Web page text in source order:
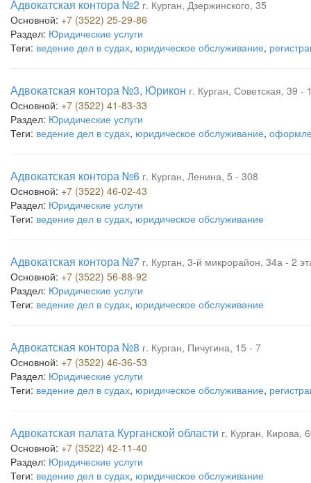
Адвокатская контора №2 г. Курган, Дзержинского, 35
Основной: +7 (3522) 25-29-86
Раздел: Юридические услуги
Теги: ведение дел в судах, юридическое обслуживание,
Адвокатская контора №3, Юрикон г. Курган, Советская, 39 -
Основной: +7 (3522) 41-83-33
Раздел: Юридические услуги
Теги: ведение дел в судах, юридическое обслуживание,
Адвокатская контора №6 г. Курган, Ленина, 5 - 308
Основной: +7 (3522) 46-02-43
Раздел: Юридические услуги
Теги: ведение дел в судах, юридическое обслуживание
Адвокатская контора №7 г. Курган, 3-й микрорайон, 34а - 2
Основной: +7 (3522) 56-88-92
Раздел: Юридические услуги
Теги: ведение дел в судах, юридическое обслуживание
Адвокатская контора №8 г. Курган, Пичугина, 15 - 7
Основной: +7 (3522) 46-36-53
Раздел: Юридические услуги
Теги: ведение дел в судах, юридическое обслуживание,
Адвокатская палата Курганской области г. Курган, Кирова,
Основной: +7 (3522) 42-11-40
Раздел: Юридические услуги
Теги: ведение дел в судах, юридическое обслуживание